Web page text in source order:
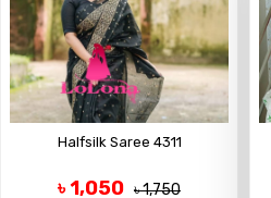
Halfsilk Saree 4311
৳ 1,050 ৳ 1,750